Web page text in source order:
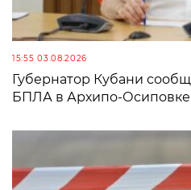
15:55 03.08.2026
Губернатор Кубани
БПЛА в Архипо-Осиповке